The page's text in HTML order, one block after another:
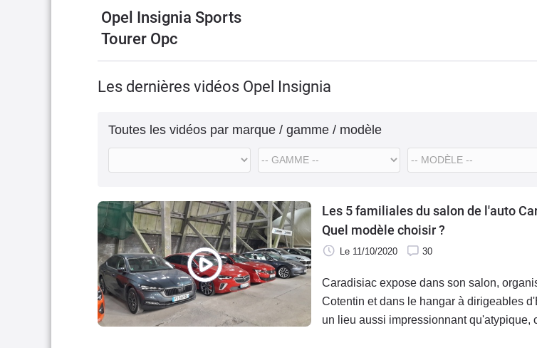
Opel Insignia Sports
Tourer Opc
Les dernières vidéos Opel Insignia
Toutes les vidéos par marque / gamme / modèle
Les 5 familiales du salon de l'auto
Quel modèle choisir ?
Le 11/10/2020 30
Caradisiac expose dans son salon,
Cotentin et dans le hangar à dirigeables
un lieu aussi impressionnant qu'atypique,